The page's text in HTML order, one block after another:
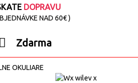
DOPRAVU
NAD 60€ )
Zdarma
OKULIARE